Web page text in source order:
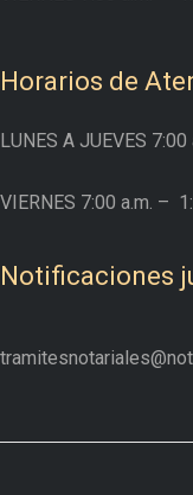
Horarios de
LUNES A JUEVES 7:00
VIERNES 7:00 a.m. –
Notificaciones